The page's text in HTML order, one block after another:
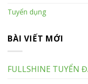
Tuyển dụng
BÀI VIẾT MỚI
FULLSHINE TUYỂN